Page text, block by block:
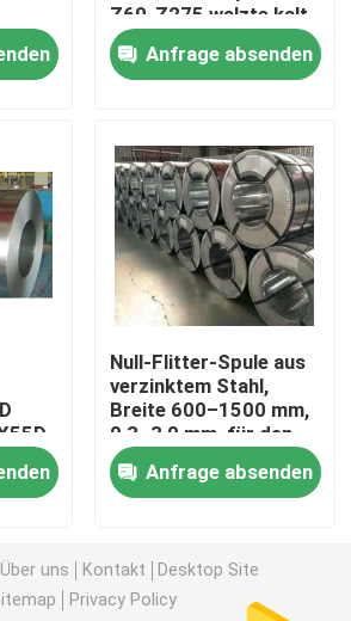
Blatt
Rohr
Z60-Z275 walzte kalt
Anfrage absenden
Null-Flitter-Spule aus
verzinktem Stahl,
Breite 600–1500 mm,
0,3–3,0 mm, für den
Bau
Anfrage absenden
Über uns Kontakt
Desktop Site
Privacy Policy